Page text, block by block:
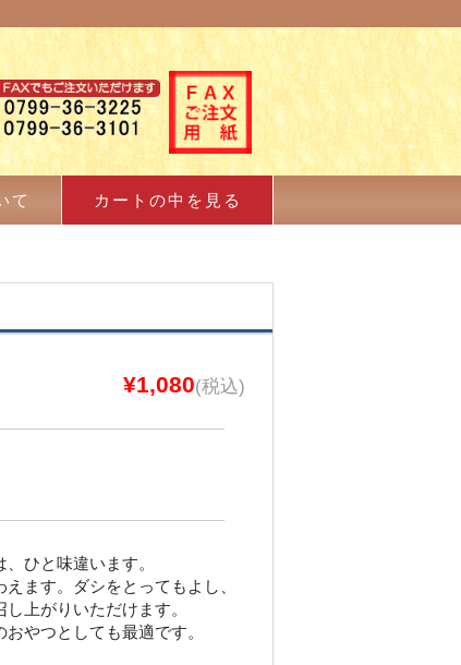
て カートの中を見る
¥1,080(税込)
ひと味違います。
ます。ダシをとってもよし、
上がりいただけます。
やつとしても最適です。